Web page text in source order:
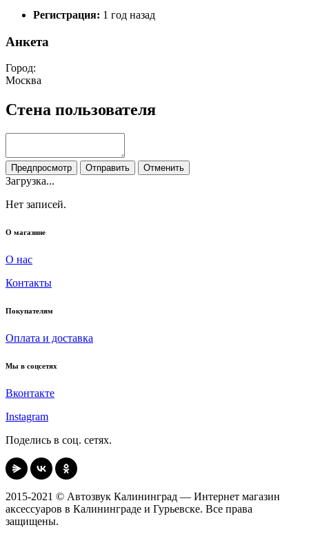
Регистрация: 1 год назад
Анкета
Город:
Москва
Стена пользователя
Предпросмотр Отправить Отменить
Загрузка...
Нет записей.
О магазине
О нас
Контакты
Покупателям
Оплата и доставка
Мы в соцсетях
Вконтакте
Instagram
Поделись в соц. сетях.
2015-2021 © Автозвук Калининград — Интернет магазин
аксессуаров в Калининграде и Гурьевске. Все права
защищены.